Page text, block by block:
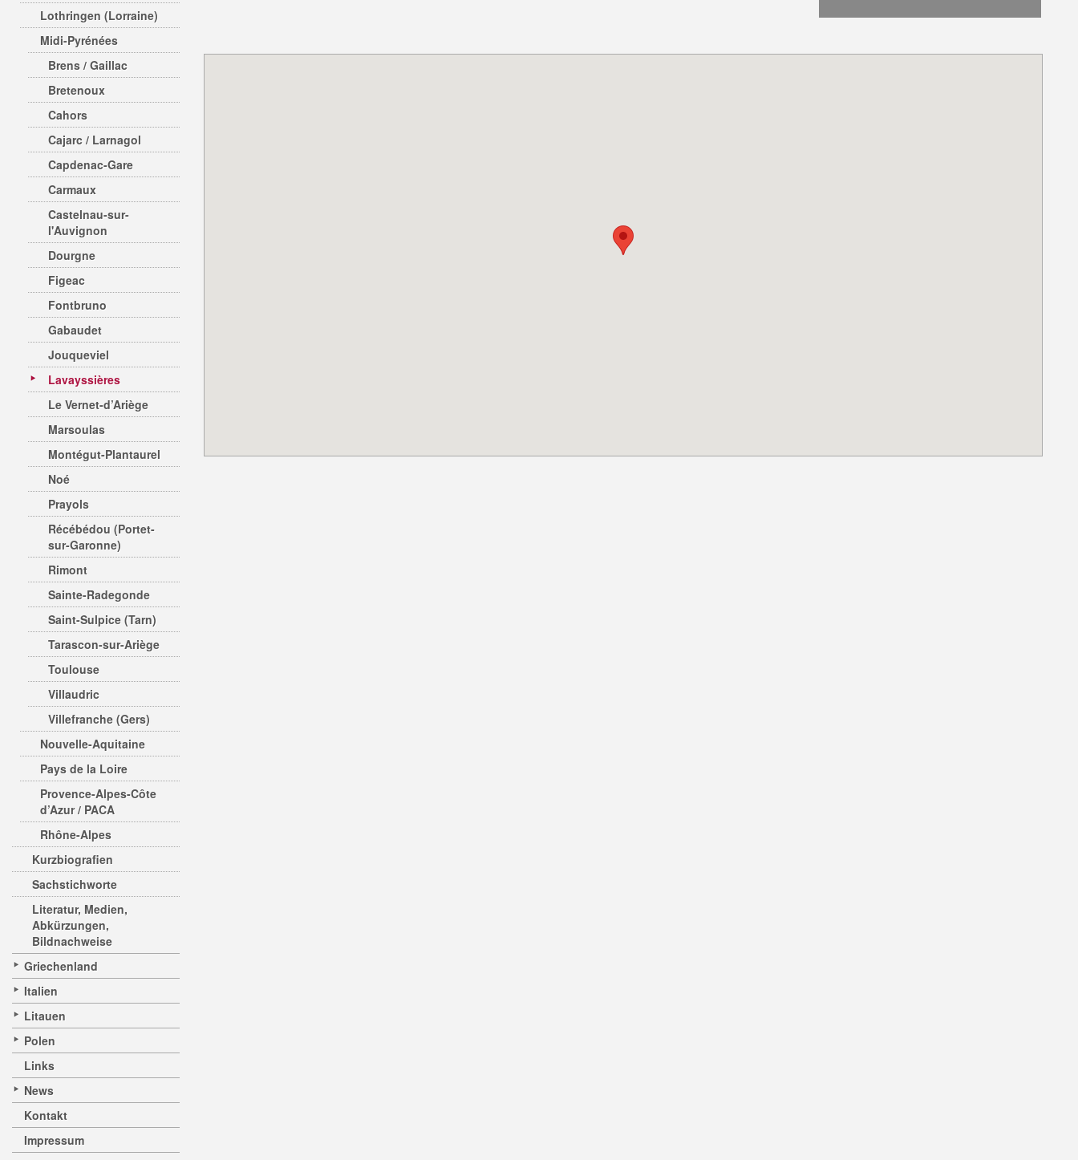
Lothringen (Lorraine)
Midi-Pyrénées
Brens / Gaillac
Bretenoux
Cahors
Cajarc / Larnagol
Capdenac-Gare
Carmaux
Castelnau-sur-
l'Auvignon
Dourgne
Figeac
Fontbruno
Gabaudet
Jouqueviel
Lavayssières
Le Vernet-d’Ariège
Marsoulas
Montégut-Plantaurel
Noé
Prayols
Récébédou (Portet-
sur-Garonne)
Rimont
Sainte-Radegonde
Saint-Sulpice (Tarn)
Tarascon-sur-Ariège
Toulouse
Villaudric
Villefranche (Gers)
Nouvelle-Aquitaine
Pays de la Loire
Provence-Alpes-Côte
d’Azur / PACA
Rhône-Alpes
Kurzbiografien
Sachstichworte
Literatur, Medien,
Abkürzungen,
Bildnachweise
Griechenland
Italien
Litauen
Polen
Links
News
Kontakt
Impressum